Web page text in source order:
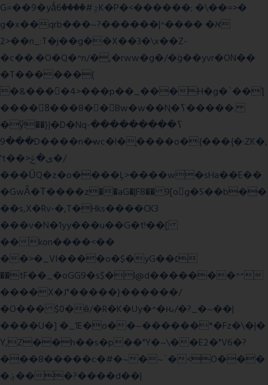
G=��9�yǻٷ#����6K�P�<������; �\��=>�
g�x��qrb���~א� ����^|������?
2>��n_:T�j��g��X��3�\x��Z-
�c��.�O�Q�^n/�,�rww�g�/�ۧg��yvr�ON��
�T������(
�&����4>���p��_���H�g�`��ƪ
����8َ���8� �󳳦Bw�w��Nֻ�ߖ�����.
�ў!��}|�D�Nqߖ���������-
���9D����n�̶wc�l�֑����o�{���{�:ZK�,
't��>͍ى�ݝ�/
���ǙQ�z�o����Ļ>����w�sHa��E��
�GwǞ�Τ����z��aG�|F8�� 9[og�S��b��
��s,X�Rv-�,T�Hks����CK3
���v�N�1yy���u��G�t!��[
��kon����<��
��>�_VI����o�$�yG��׆
��tF��_�oGG9�s$�l@d�������^^
����X�J"�����}������/
�O��� $0�ӫ/�R�K�Uy�^�ԋ/�?_�~��|
����U�] �_1E�o��~������*�Fz�\�|�
Y,Z��h��s�p��"Y�~\��E2�"V6�?
���8�����c�#�~�~`�<O���
�؋���?����d��|